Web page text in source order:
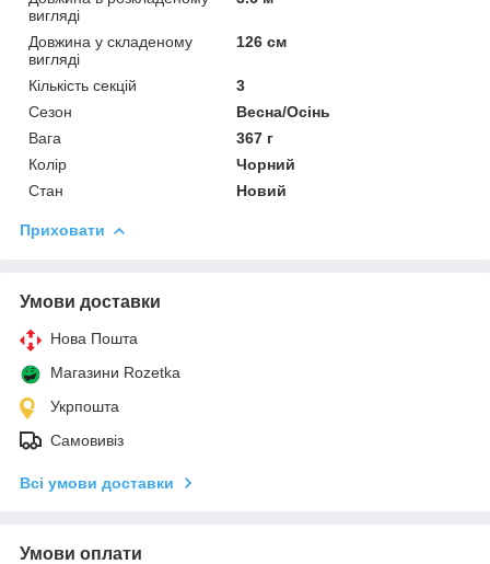
вигляді
Довжина у складеному
вигляді
126 см
Кількість секцій
3
Сезон
Весна/Осінь
Вага
367 г
Колір
Чорний
Стан
Новий
Приховати
Умови доставки
Нова Пошта
Магазини Rozetka
Укрпошта
Самовивіз
Всі умови доставки
Умови оплати